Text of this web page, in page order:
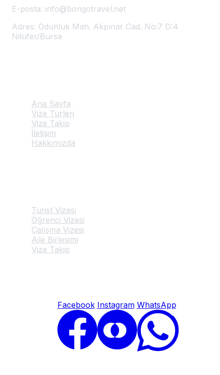
E-posta: info@bongotravel.net
Adres: Odunluk Mah. Akpınar Cad. No:7 D:4
Nilüfer/Bursa
Ana Sayfa
Vize Türleri
Vize Takip
İletişim
Hakkımızda
Turist Vizesi
Öğrenci Vizesi
Çalışma Vizesi
Aile Birleşimi
Vize Takip
Facebook Instagram WhatsApp